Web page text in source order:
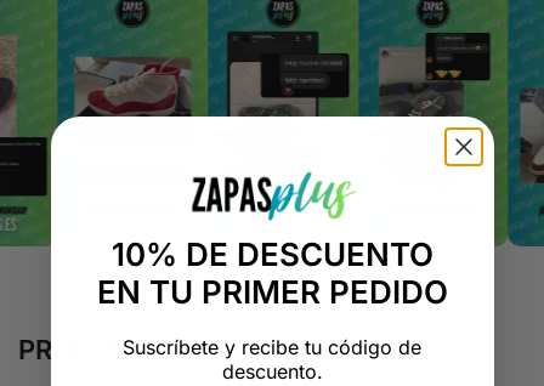
PRODUCTOS RELACIONADOS
10% DE DESCUENTO
EN TU PRIMER PEDIDO
Suscríbete y recibe tu código de
descuento.